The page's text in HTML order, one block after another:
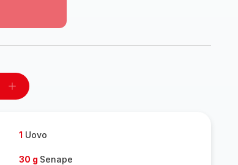
Aggiungi
1 Uovo
30 g Senape